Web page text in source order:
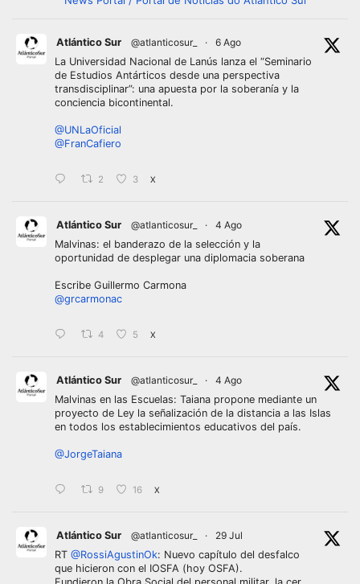
Atlántico Sur @atlanticosur_ ·
6 Ago
La Universidad Nacional de Lanús lanza el “Seminario
de Estudios Antárticos desde una perspectiva
transdisciplinar”: una apuesta por la soberanía y la
conciencia bicontinental.
@UNLaOficial
@FranCafiero
2 3 X
Atlántico Sur @atlanticosur_ ·
4 Ago
Malvinas: el banderazo de la selección y la
oportunidad de desplegar una diplomacia soberana
Escribe Guillermo Carmona
@grcarmonac
4 5 X
Atlántico Sur @atlanticosur_ ·
4 Ago
Malvinas en las Escuelas: Taiana propone mediante un
proyecto de Ley la señalización de la distancia a las Islas
en todos los establecimientos educativos del país.
@JorgeTaiana
9 16 X
Atlántico Sur @atlanticosur_ ·
29 Jul
RT @RossiAgustinOk: Nuevo capítulo del desfalco
que hicieron con el IOSFA (hoy OSFA).